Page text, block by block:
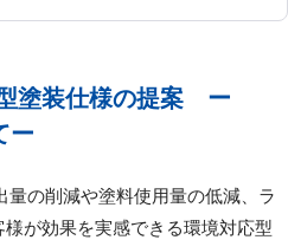
塗装仕様の提案 ー
ー
の削減や塗料使用量の低減、ラ
が効果を実感できる環境対応型